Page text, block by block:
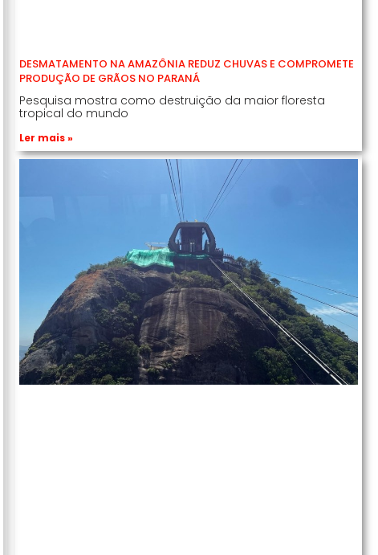
DESMATAMENTO NA AMAZÔNIA REDUZ CHUVAS E COMPROMETE
PRODUÇÃO DE GRÃOS NO PARANÁ
Pesquisa mostra como destruição da maior floresta
tropical do mundo
Ler mais »